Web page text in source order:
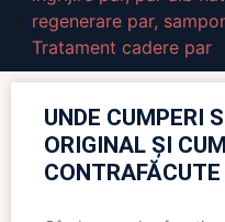
regenerare par,
Tratament cadere par
UNDE CUMPERI
ORIGINAL ȘI
CONTRAFĂCUTE